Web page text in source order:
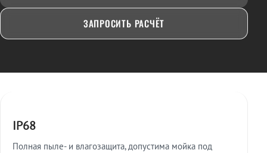
ЗАПРОСИТЬ РАСЧЁТ
IP68
Полная пыле- и влагозащита, допустима мойка под